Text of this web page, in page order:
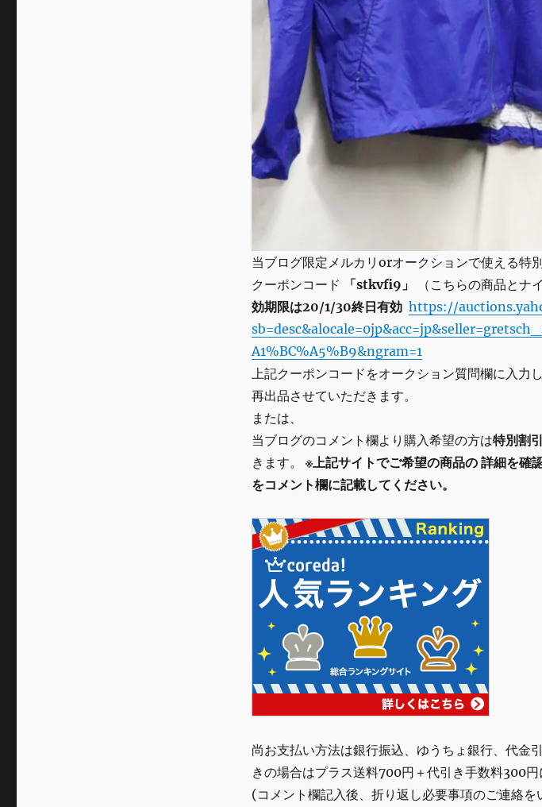
当ブログ限定メルカリorオークションで使える特
クーポンコード
「stkvfi9」 （こちらの商品とナ
効期限は20/1/30終日有効 https://
A1%BC%A5%B9&ngram=1
上記クーポンコードをオークション質問欄に入力
再出品させていただきます。
または、
当ブログのコメント欄より購入希望の方は特別割
きます。 ※上記サイトでご希望の商品の 詳細を確
をコメント欄に記載してください。
尚お支払い方法は銀行振込、ゆうちょ銀行、代金
きの場合はプラス送料700円＋代引き手数料300
(コメント欄記入後、折り返し必要事項のご連絡